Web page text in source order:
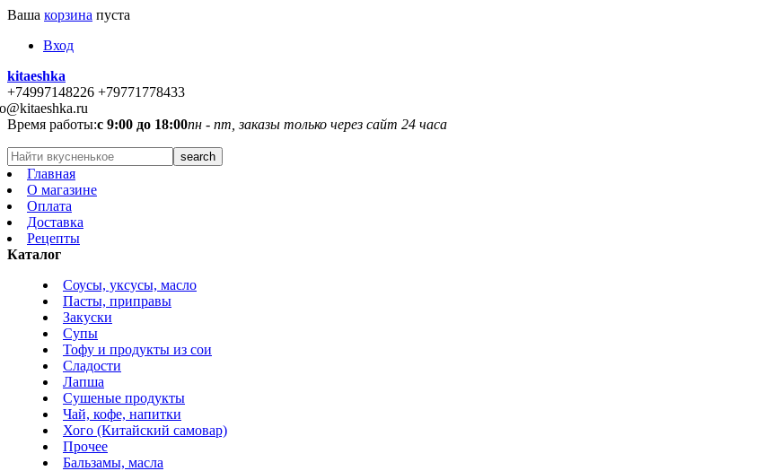
Ваша корзина пуста
Вход
kitaeshka
+74997148226 +79771778433
Время работы:с 9:00 до 18:00пн - пт, заказы только через сайт 24 часа
Главная
О магазине
Оплата
Доставка
Рецепты
Каталог
Соусы, уксусы, масло
Пасты, приправы
Закуски
Супы
Тофу и продукты из сои
Сладости
Лапша
Сушеные продукты
Чай, кофе, напитки
Хого (Китайский самовар)
Прочее
Бальзамы, масла